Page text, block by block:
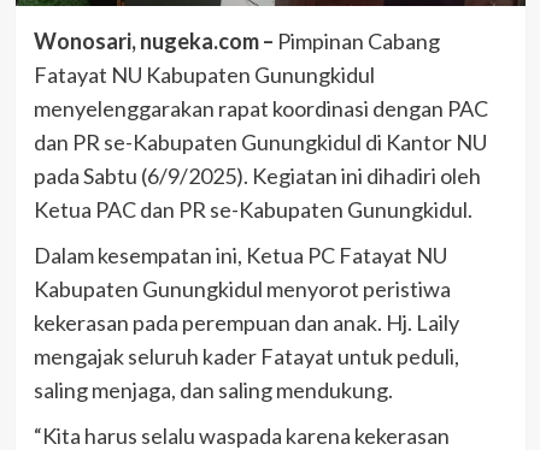
Wonosari, nugeka.com – Pimpinan Cabang
Fatayat NU Kabupaten Gunungkidul
menyelenggarakan rapat koordinasi dengan PAC
dan PR se-Kabupaten Gunungkidul di Kantor NU
pada Sabtu (6/9/2025). Kegiatan ini dihadiri oleh
Ketua PAC dan PR se-Kabupaten Gunungkidul.
Dalam kesempatan ini, Ketua PC Fatayat NU
Kabupaten Gunungkidul menyorot peristiwa
kekerasan pada perempuan dan anak. Hj. Laily
mengajak seluruh kader Fatayat untuk peduli,
saling menjaga, dan saling mendukung.
“Kita harus selalu waspada karena kekerasan